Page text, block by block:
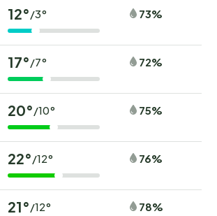
12°/3° 73%
17°/7° 72%
20°/10° 75%
22°/12° 76%
21°/12° 78%